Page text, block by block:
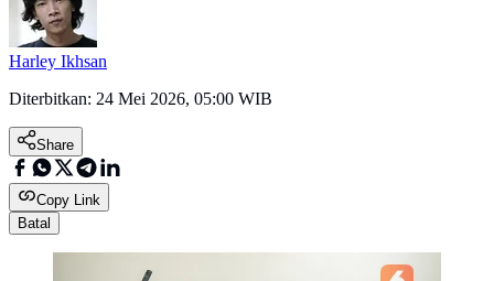
Harley Ikhsan
Diterbitkan: 24 Mei 2026, 05:00 WIB
Share
Copy Link
Batal